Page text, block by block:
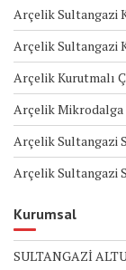
Arçelik Sultangazi
Arçelik Sultangazi
Arçelik Kurutmalı
Arçelik Mikrodalga
Arçelik Sultangazi
Arçelik Sultangazi
Kurumsal
SULTANGAZİ